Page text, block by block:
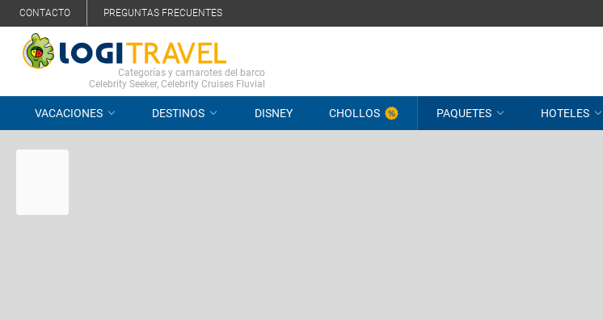
CONTACTO PREGUNTAS FRECUENTES
Categorías y camarotes del barco
Celebrity Seeker, Celebrity Cruises Fluvial
VACACIONES DESTINOS DISNEY CHOLLOS PAQUETES HOTELES